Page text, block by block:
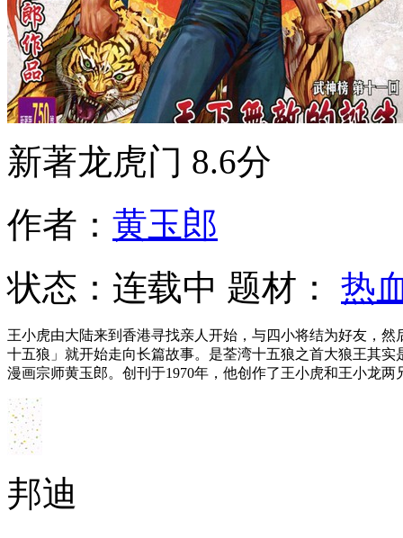
新著龙虎门 8.6分
作者： 黄玉郎
状态： 连载中 题材： 热
王小虎由大陆来到香港寻找亲人开始，与四小将结为好友，
十五狼」就开始走向长篇故事。是荃湾十五狼之首大狼王其
漫画宗师黄玉郎。创刊于1970年，他创作了王小虎和王小龙两
邦迪